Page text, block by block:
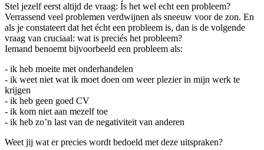
Stel jezelf eerst altijd de vraag: Ís het wel echt een probleem?
Verrassend veel problemen verdwijnen als sneeuw voor de zon. En
als je constateert dat het écht een probleem is, dan is de volgende
vraag van cruciaal: wat is preciés het probleem?
Iemand benoemt bijvoorbeeld een probleem als:
- ik heb moeite met onderhandelen
- ik weet niet wat ik moet doen om weer plezier in mijn werk te
krijgen
- ik heb geen goed CV
- ik kom niet aan mezelf toe
- ik heb zo’n last van de negativiteit van anderen
Weet jij wat er precies wordt bedoeld met deze uitspraken?